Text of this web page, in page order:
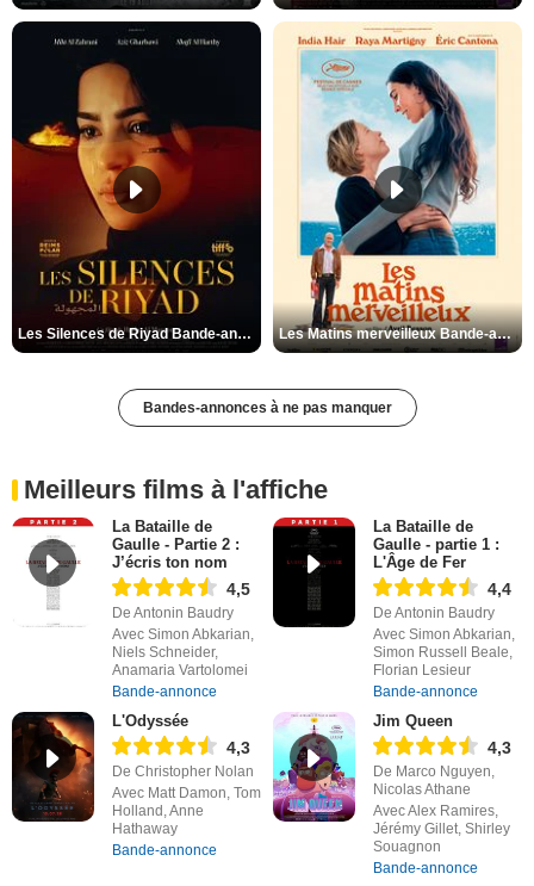
Les Silences de Riyad Bande-annonce VO STFR Les Matins merveilleux Bande-annonce VF
Bandes-annonces à ne pas manquer
Meilleurs films à l'affiche
La Bataille de
Gaulle - Partie 2 :
J’écris ton nom
4,5
De Antonin Baudry
Avec Simon Abkarian,
Niels Schneider,
Anamaria Vartolomei
Bande-annonce
La Bataille de
Gaulle - partie 1 :
L'Âge de Fer
4,4
De Antonin Baudry
Avec Simon Abkarian,
Simon Russell Beale,
Florian Lesieur
Bande-annonce
L'Odyssée
4,3
De Christopher Nolan
Avec Matt Damon, Tom
Holland, Anne
Hathaway
Bande-annonce
Jim Queen
4,3
De Marco Nguyen,
Nicolas Athane
Avec Alex Ramires,
Jérémy Gillet, Shirley
Souagnon
Bande-annonce